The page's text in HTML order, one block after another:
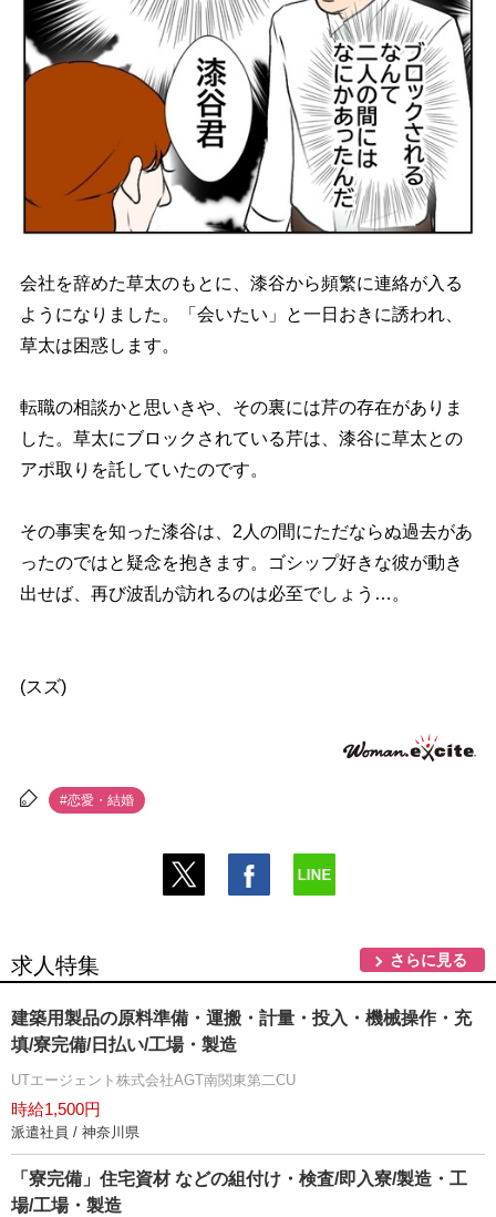
会社を辞めた草太のもとに、漆谷から頻繁に連絡が入る
ようになりました。「会いたい」と一日おきに誘われ、
草太は困惑します。
転職の相談かと思いきや、その裏には芹の存在がありま
した。草太にブロックされている芹は、漆谷に草太との
アポ取りを託していたのです。
その事実を知った漆谷は、2人の間にただならぬ過去があ
ったのではと疑念を抱きます。ゴシップ好きな彼が動き
出せば、再び波乱が訪れるのは必至でしょう…。
(スズ)
#恋愛・結婚
求人特集 さらに見る
建築用製品の原料準備・運搬・計量・投入・機械操作・充
填/寮完備/日払い/工場・製造
UTエージェント株式会社AGT南関東第二CU
時給1,500円
派遣社員 / 神奈川県
「寮完備」住宅資材 などの組付け・検査/即入寮/製造・工
場/工場・製造